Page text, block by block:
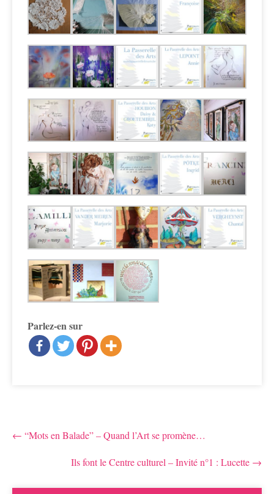
Parlez-en sur
navigation
← “Mots en Balade” – Quand l’Art se promène…
Ils font le Centre culturel – Invité n°1 : Lucette →